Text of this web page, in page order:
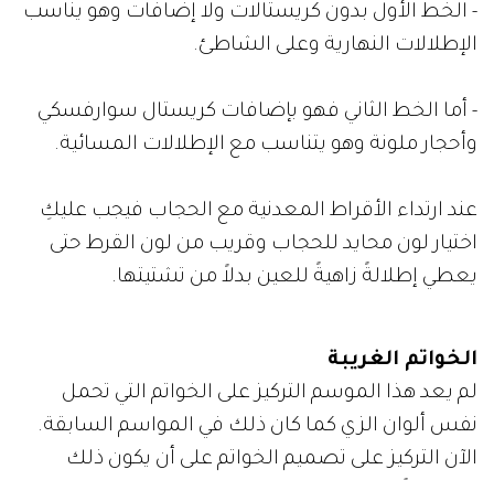
- الخط الأول بدون كريستالات ولا إضافات وهو يناسب
الإطلالات النهارية وعلى الشاطئ.
- أما الخط الثاني فهو بإضافات كريستال سوارفسكي
وأحجار ملونة وهو يتناسب مع الإطلالات المسائية.
عند ارتداء الأقراط المعدنية مع الحجاب فيجب عليكِ
اختيار لون محايد للحجاب وقريب من لون القرط حتى
يعطي إطلالةً زاهيةً للعين بدلاً من تشتيتها.
الخواتم الغريبة
لم يعد هذا الموسم التركيز على الخواتم التي تحمل
نفس ألوان الزي كما كان ذلك في المواسم السابقة.
الآن التركيز على تصميم الخواتم على أن يكون ذلك